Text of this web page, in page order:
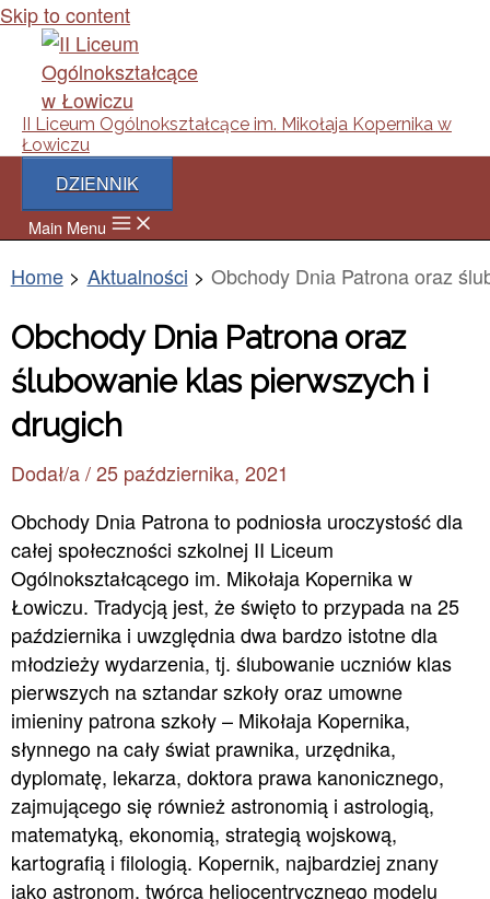
Skip to content
II Liceum Ogólnokształcące im. Mikołaja Kopernika w
Łowiczu
DZIENNIK
Main Menu
Home Aktualności Obchody Dnia Patrona oraz
Obchody Dnia Patrona oraz
ślubowanie klas pierwszych i
drugich
Dodał/a /25 października, 2021
Obchody Dnia Patrona to podniosła uroczystość dla
całej społeczności szkolnej II Liceum
Ogólnokształcącego im. Mikołaja Kopernika w
Łowiczu. Tradycją jest, że święto to przypada na 25
października i uwzględnia dwa bardzo istotne dla
młodzieży wydarzenia, tj. ślubowanie uczniów klas
pierwszych na sztandar szkoły oraz umowne
imieniny patrona szkoły – Mikołaja Kopernika,
słynnego na cały świat prawnika, urzędnika,
dyplomatę, lekarza, doktora prawa kanonicznego,
zajmującego się również astronomią i astrologią,
matematyką, ekonomią, strategią wojskową,
kartografią i filologią. Kopernik, najbardziej znany
jako astronom, twórca heliocentrycznego modelu